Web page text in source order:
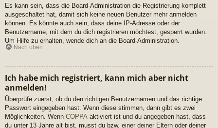
Es kann sein, dass die Board-Administration die Registrierung komplett
ausgeschaltet hat, damit sich keine neuen Benutzer mehr anmelden
können. Es könnte auch sein, dass deine IP-Adresse oder der
Benutzername, mit dem du dich registrieren möchtest, gesperrt wurden.
Um Hilfe zu erhalten, wende dich an die Board-Administration.
Nach oben
Ich habe mich registriert, kann mich aber nicht
anmelden!
Überprüfe zuerst, ob du den richtigen Benutzernamen und das richtige
Passwort eingegeben hast. Wenn diese stimmen, dann gibt es zwei
Möglichkeiten. Wenn COPPA aktiviert ist und du angegeben hast, dass
du unter 13 Jahre alt bist, musst du bzw. einer deiner Eltern oder deiner